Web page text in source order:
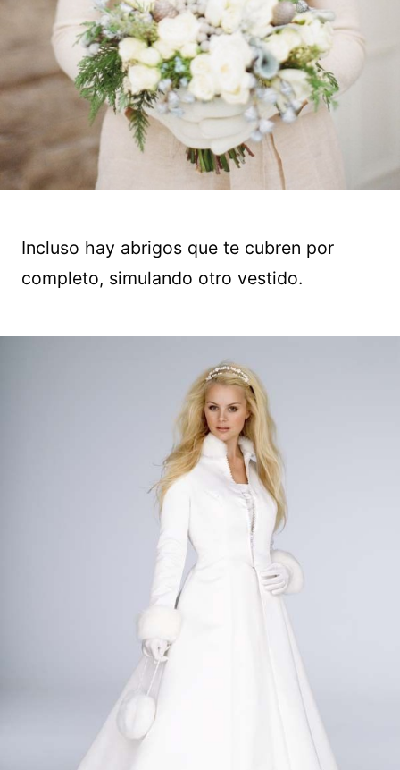
Incluso hay abrigos que te cubren por
completo, simulando otro vestido.